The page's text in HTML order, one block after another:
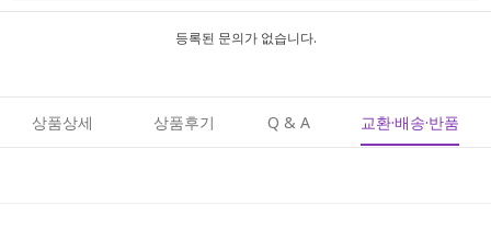
등록된 문의가 없습니다.
상품상세 상품후기 Q & A 교환·배송·반품